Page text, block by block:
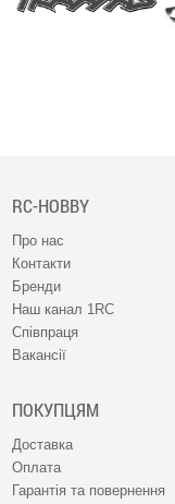
RC-HOBBY
Про нас
Контакти
Бренди
Наш канал 1RC
Співпраця
Вакансії
ПОКУПЦЯМ
Доставка
Оплата
Гарантія та повернення